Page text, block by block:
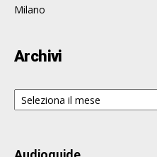
Milano
Archivi
Archivi